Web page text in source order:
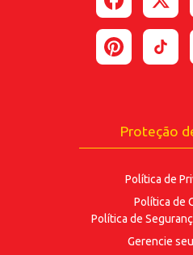
*Estou de acordo com a
fornecidos para as
ENVIAR
Proteção
Política de
Política de
Política de
Gerencie